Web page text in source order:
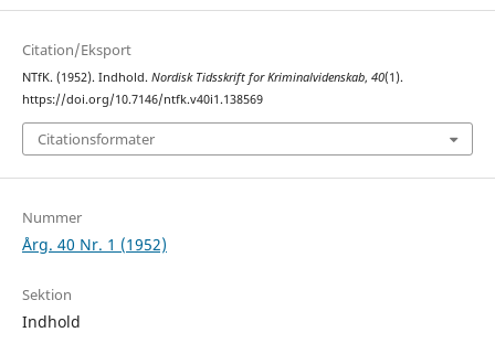
Citation/Eksport
NTfK. (1952). Indhold. Nordisk Tidsskrift for Kriminalvidenskab, 40(1).
https://doi.org/10.7146/ntfk.v40i1.138569
Citationsformater
Nummer
Årg. 40 Nr. 1 (1952)
Sektion
Indhold